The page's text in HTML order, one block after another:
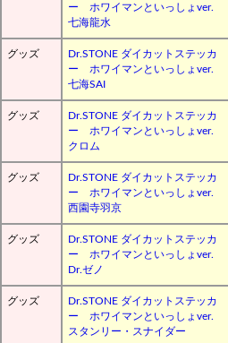
ー ホワイマンといっしょver.
七海龍水
グッズ
Dr.STONE ダイカットステッカ
ー ホワイマンといっしょver.
七海SAI
グッズ
Dr.STONE ダイカットステッカ
ー ホワイマンといっしょver.
クロム
グッズ
Dr.STONE ダイカットステッカ
ー ホワイマンといっしょver.
西園寺羽京
グッズ
Dr.STONE ダイカットステッカ
ー ホワイマンといっしょver.
Dr.ゼノ
グッズ
Dr.STONE ダイカットステッカ
ー ホワイマンといっしょver.
スタンリー・スナイダー